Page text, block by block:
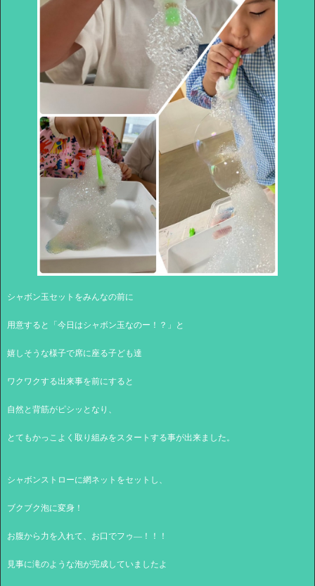
シャボン玉セットをみんなの前に
用意すると「今日はシャボン玉なのー！？」と
嬉しそうな様子で席に座る子ども達
ワクワクする出来事を前にすると
自然と背筋がピシッとなり、
とてもかっこよく取り組みをスタートする事が出来ました。
シャボンストローに網ネットをセットし、
ブクブク泡に変身！
お腹から力を入れて、お口でフゥ―！！！
見事に滝のような泡が完成していましたよ